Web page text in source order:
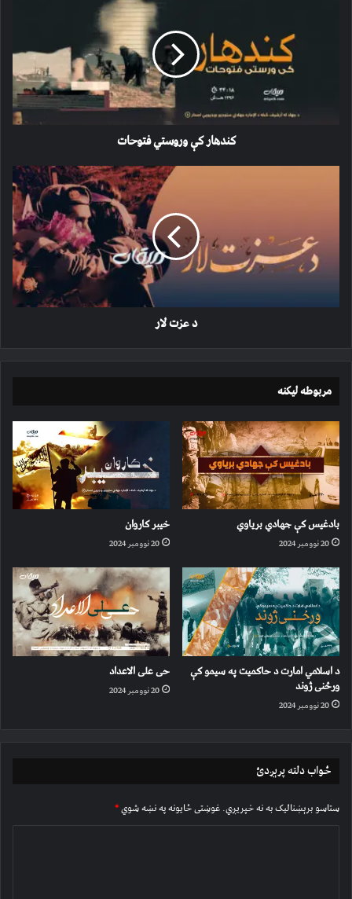
کندهار کې وروستي فتوحات
د عزت لار
مربوطه لیکنه
بادغیس کې جهادي بریاوي
20 نوومبر 2024
خیبر کاروان
20 نوومبر 2024
د اسلامي امارت د حاکمیت په سیمو کې
ورځنی ژوند
20 نوومبر 2024
حی علی الاعداد
20 نوومبر 2024
ځواب دلته پرېږدئ
ستاسو برېښناليک به نه خپريږي.غوښتى ځایونه په نښه شوي*